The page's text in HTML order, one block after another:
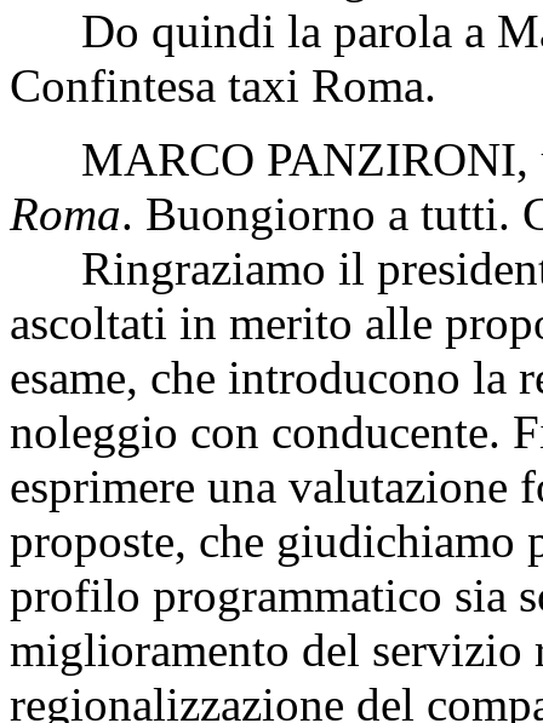
Do quindi la parola a
Confintesa taxi Roma.
MARCO PANZIRONI,
Roma. Buongiorno a tutti.
Ringraziamo il
ascoltati in merito alle
esame, che introducono la
noleggio con conducente.
esprimere una valutazione
proposte, che
profilo programmatico sia
miglioramento del servizio
regionalizzazione del